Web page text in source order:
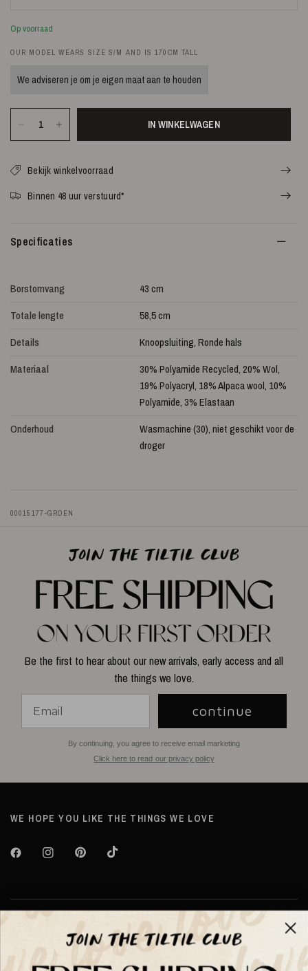
Op voorraad
OUR MODEL WEARS SIZE S/M AND IS 170CM TALL
We adviseren je om je eigen maat aan te houden
IN WINKELWAGEN
Bekijk winkelvoorraad
Binnen 48 uur verstuurd*
Specificaties
Borstomvang
43 cm
Totale lengte
58,5 cm
Details
Knoopsluiting, Ronde hals
Materiaal
30% Polyamide Recycled, 20% Wol,
19% Polyacryl, 18% Alpaca wool, 10%
Polyamide, 3% Elastaan
Onderhoud
Wasmachine (30), niet geschikt voor de
droger
00015177-GROEN
Be the first to hear about our new arrivals, early access and all
the things we love.
continue
By continuing, you agree to receive email marketing
Click here to read our privacy policy
WE HOPE YOU LIKE THE THINGS WE LOVE
Over TILTIL